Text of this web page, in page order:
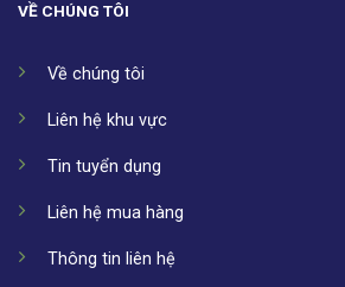
VỀ CHÚNG TÔI
Về chúng tôi
Liên hệ khu vực
Tin tuyển dụng
Liên hệ mua hàng
Thông tin liên hệ